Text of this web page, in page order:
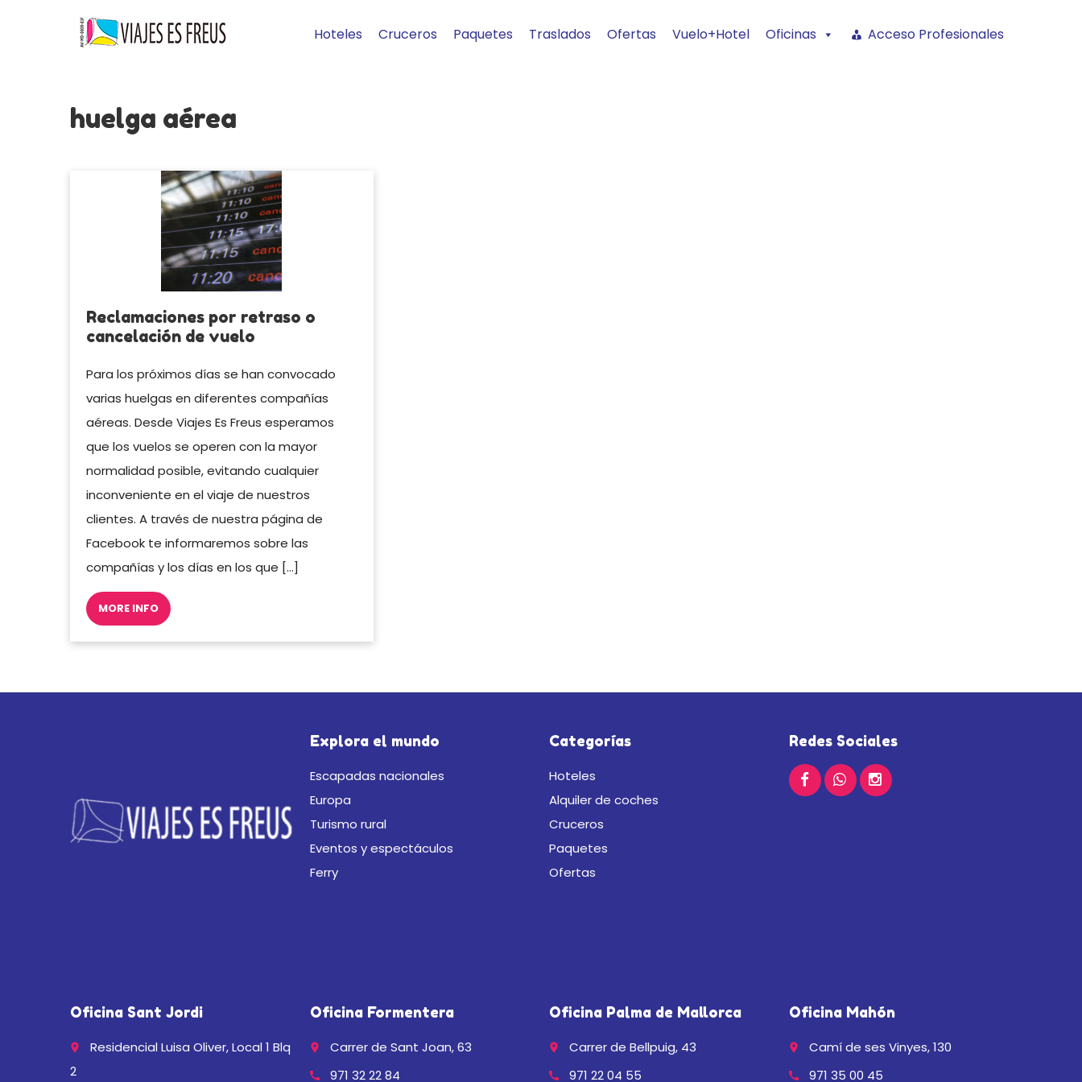
Hoteles Cruceros Paquetes Traslados Ofertas Vuelo+Hotel Oficinas Acceso Profesionales
huelga aérea
Reclamaciones por retraso o
cancelación de vuelo
Para los próximos días se han convocado
varias huelgas en diferentes compañías
aéreas. Desde Viajes Es Freus esperamos
que los vuelos se operen con la mayor
normalidad posible, evitando cualquier
inconveniente en el viaje de nuestros
clientes. A través de nuestra página de
Facebook te informaremos sobre las
compañías y los días en los que […]
MORE INFO
Explora el mundo
Escapadas nacionales
Europa
Turismo rural
Eventos y espectáculos
Ferry
Categorías
Hoteles
Alquiler de coches
Cruceros
Paquetes
Ofertas
Redes Sociales
Oficina Sant Jordi
place
Residencial Luisa Oliver, Local 1 Blq
2
Oficina Formentera
place Carrer de Sant Joan, 63
call 971 32 22 84
Oficina Palma de Mallorca
place Carrer de Bellpuig, 43
call 971 22 04 55
Oficina Mahón
place Camí de ses Vinyes, 130
call 971 35 00 45